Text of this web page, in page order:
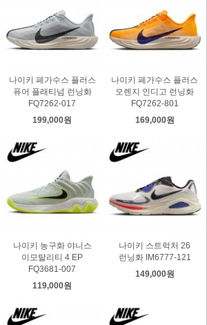
나이키 페가수스 플러스
퓨어 플래티넘 런닝화
FQ7262-017
199,000원
나이키 페가수스 플러스
오렌지 인디고 런닝화
FQ7262-801
169,000원
나이키 농구화 야니스
이모탈리티 4 EP
FQ3681-007
119,000원
나이키 스트럭처 26
런닝화 IM6777-121
149,000원